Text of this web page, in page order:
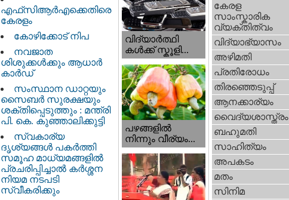
എഫ്‌സിആർഎക്കെതിരെ
കേരളം
കോഴിക്കോട് നിപ
നവജാത
ശിശുക്കള്‍ക്കും ആധാര്‍
കാര്‍ഡ്
സംസ്ഥാന ഡാറ്റയും
സൈബർ സുരക്ഷയും
ശക്തിപ്പെടുത്തും : മന്ത്രി
പി. കെ. കുഞ്ഞാലിക്കുട്ടി
സ്വകാര്യ
ദൃശ്യങ്ങള്‍ പകര്‍ത്തി
സമൂഹ മാധ്യമങ്ങളില്‍
പ്രചരിപ്പിച്ചാൽ കർശ്ശന
നിയമ നടപടി
സ്വീകരിക്കും
വിദ്യാർത്ഥി
കൾക്ക് സ്കൂളി...
പഴങ്ങളില്‍
നിന്നും വീര്യം...
കേരള
സാംസ്കാരിക
വ്യക്തിത്വം
വിദ്യാഭ്യാസം
അഴിമതി
പ്രതിരോധം
തിരഞ്ഞെടുപ്പ്
ആനക്കാര്യം
വൈദ്യശാസ്ത്രം
ബഹുമതി
സാഹിത്യം
അപകടം
മതം
സിനിമ